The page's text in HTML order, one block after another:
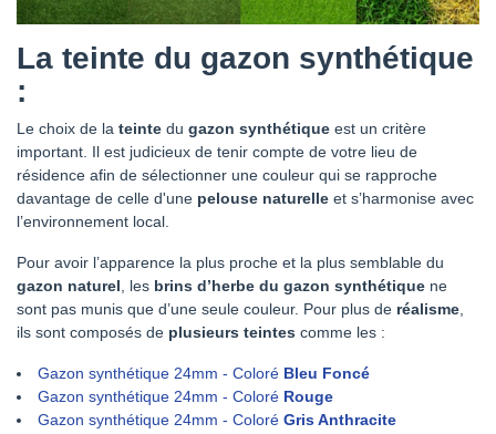
La teinte du gazon synthétique
:
Le choix de la teinte du gazon synthétique est un critère
important. Il est judicieux de tenir compte de votre lieu de
résidence afin de sélectionner une couleur qui se rapproche
davantage de celle d'une pelouse naturelle et s’harmonise avec
l’environnement local.
Pour avoir l’apparence la plus proche et la plus semblable du
gazon naturel , les brins d’herbe du gazon synthétique ne
sont pas munis que d’une seule couleur. Pour plus de réalisme
ils sont composés de plusieurs teintes comme les :
Gazon synthétique 24mm - Coloré Bleu Foncé
Gazon synthétique 24mm - Coloré Rouge
Gazon synthétique 24mm - Coloré Gris Anthracite